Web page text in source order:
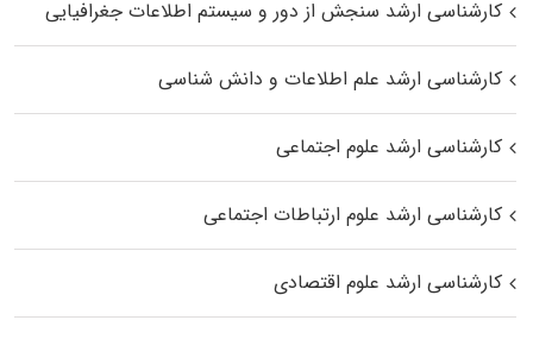
کارشناسی ارشد سنجش از دور و سیستم اطلاعات جغرافیایی
کارشناسی ارشد علم اطلاعات و دانش شناسی
کارشناسی ارشد علوم اجتماعی
کارشناسی ارشد علوم ارتباطات اجتماعی
کارشناسی ارشد علوم اقتصادی